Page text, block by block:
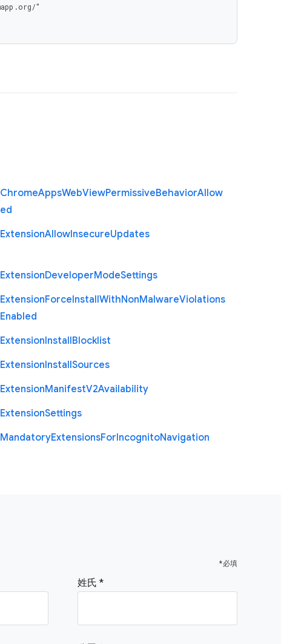
ChromeAppsWebViewPermissiveBehaviorAllow
ed
ExtensionAllowInsecureUpdates
ExtensionDeveloperModeSettings
ExtensionForceInstallWithNonMalwareViolations
Enabled
ExtensionInstallBlocklist
ExtensionInstallSources
ExtensionManifestV2Availability
ExtensionSettings
MandatoryExtensionsForIncognitoNavigation
*必填
姓氏